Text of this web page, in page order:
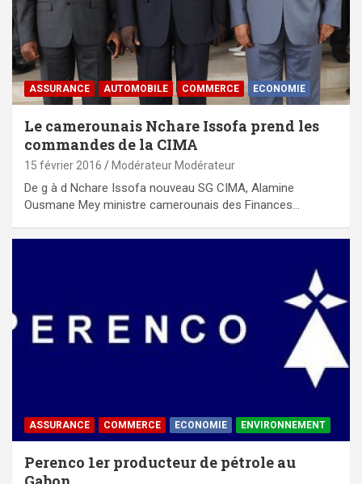
ASSURANCE AUTOMOBILE COMMERCE ECONOMIE
Le camerounais Nchare Issofa prend les
commandes de la CIMA
15 février 2016 Modérateur Modérateur
De g à d Nchare Issofa nouveau SG CIMA, Alamine
Ousmane Mey ministre camerounais des Finances…
ASSURANCE COMMERCE ECONOMIE ENVIRONNEMENT
Perenco 1er producteur de pétrole au